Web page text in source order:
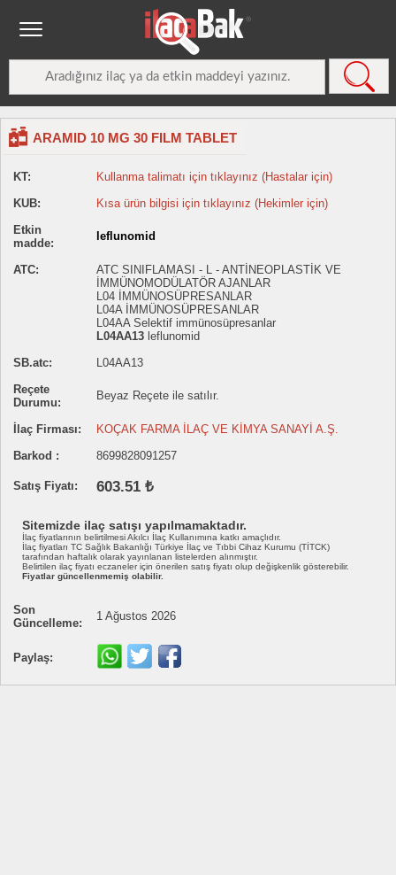
ARAMID 10 MG 30 FILM TABLET
KT:
Kullanma talimatı için tıklayınız (Hastalar için)
KUB:
Kısa ürün bilgisi için tıklayınız (Hekimler için)
Etkin
madde:
leflunomid
ATC:
ATC SINIFLAMASI - L - ANTİNEOPLASTİK VE
İMMÜNOMODÜLATÖR AJANLAR
L04 İMMÜNOSÜPRESANLAR
L04A İMMÜNOSÜPRESANLAR
L04AA Selektif immünosüpresanlar
L04AA13 leflunomid
SB.atc:
L04AA13
Reçete
Durumu:
Beyaz Reçete ile satılır.
İlaç Firması:
KOÇAK FARMA İLAÇ VE KİMYA SANAYİ A.Ş.
Barkod :
8699828091257
Satış Fiyatı: 603.51 ₺
Sitemizde ilaç satışı yapılmamaktadır.
İlaç fiyatlarının belirtilmesi Akılcı İlaç Kullanımına katkı amaçlıdır.
İlaç fiyatları TC Sağlık Bakanlığı Türkiye İlaç ve Tıbbi Cihaz Kurumu (TİTCK)
tarafından haftalık olarak yayınlanan listelerden alınmıştır.
Belirtilen ilaç fiyatı eczaneler için önerilen satış fiyatı olup değişkenlik gösterebilir.
Fiyatlar güncellenmemiş olabilir.
Son
Güncelleme:
1 Ağustos 2026
Paylaş: